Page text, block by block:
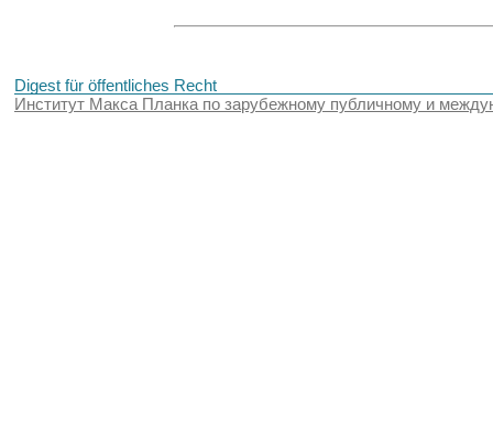
Digest für öffentliches Recht
Институт Макса Планка по зарубежному публичному и